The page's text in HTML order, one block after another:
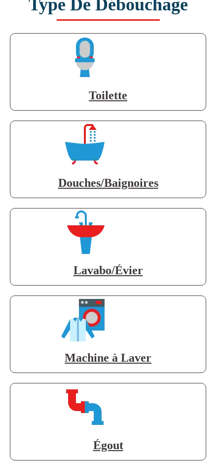
Type De Débouchage
Toilette
Douches/Baignoires
Lavabo/Évier
Machine à Laver
Égout